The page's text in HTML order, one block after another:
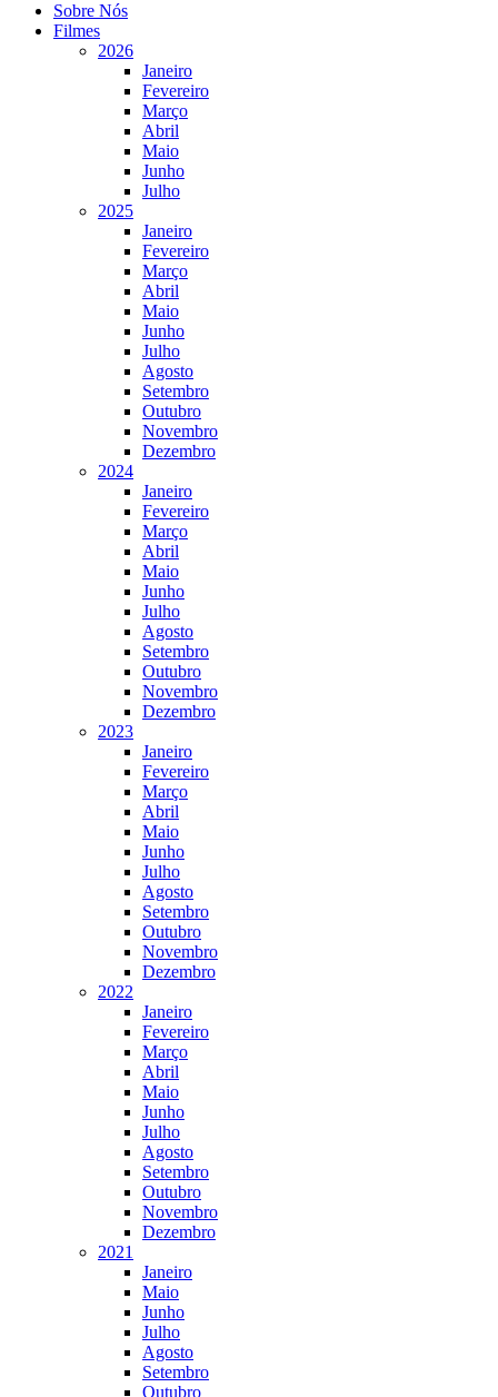
Sobre Nós
Filmes
2026
Janeiro
Fevereiro
Março
Abril
Maio
Junho
Julho
2025
Janeiro
Fevereiro
Março
Abril
Maio
Junho
Julho
Agosto
Setembro
Outubro
Novembro
Dezembro
2024
Janeiro
Fevereiro
Março
Abril
Maio
Junho
Julho
Agosto
Setembro
Outubro
Novembro
Dezembro
2023
Janeiro
Fevereiro
Março
Abril
Maio
Junho
Julho
Agosto
Setembro
Outubro
Novembro
Dezembro
2022
Janeiro
Fevereiro
Março
Abril
Maio
Junho
Julho
Agosto
Setembro
Outubro
Novembro
Dezembro
2021
Janeiro
Maio
Junho
Julho
Agosto
Setembro
Outubro